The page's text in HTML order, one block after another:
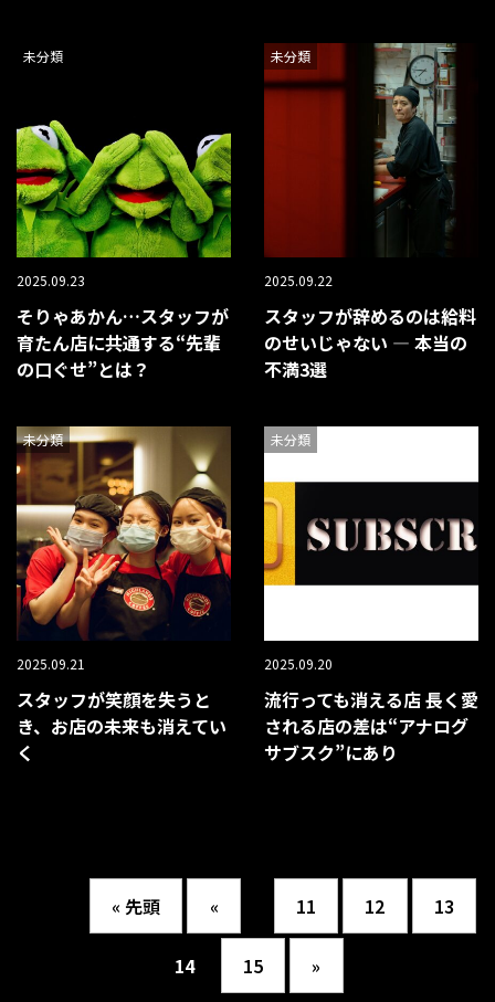
未分類
2025.09.23
そりゃあかん…スタッフが
育たん店に共通する“先輩
の口ぐせ”とは？
未分類
2025.09.22
スタッフが辞めるのは給料
のせいじゃない ― 本当の
不満3選
未分類
2025.09.21
スタッフが笑顔を失うと
き、お店の未来も消えてい
く
未分類
2025.09.20
流行っても消える店 長く愛
される店の差は“アナログ
サブスク”にあり
« 先頭 « 11 12 13
14 15 »